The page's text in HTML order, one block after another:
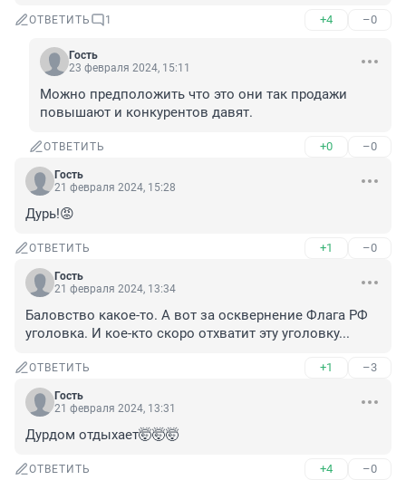
ОТВЕТИТЬ 1 +4 –0
Гость
23 февраля 2024, 15:11
Можно предположить что это они так продажи
повышают и конкурентов давят.
ОТВЕТИТЬ +0 –0
Гость
21 февраля 2024, 15:28
Дурь!😡
ОТВЕТИТЬ +1 –0
Гость
21 февраля 2024, 13:34
Баловство какое-то. А вот за осквернение Флага РФ
уголовка. И кое-кто скоро отхватит эту уголовку...
ОТВЕТИТЬ +1 –3
Гость
21 февраля 2024, 13:31
Дурдом отдыхает🤯🤯🤯
ОТВЕТИТЬ +4 –0